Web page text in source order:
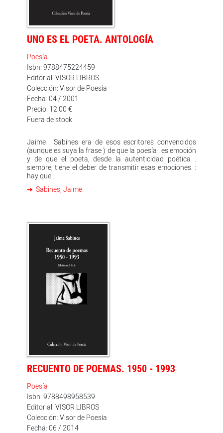
UNO ES EL POETA. ANTOLOGÍA
Poesía
Isbn: 9788475224459
Editorial: VISOR LIBROS
Colección: Visor de Poesía
Fecha: 04 / 2001
Precio: 12.00 €
Fuera de stock
Jaime . Sabines era de esos escritores convencidos
(aunque es suya la frase ) de que la poesía . es emoción
y de que el poeta, desde la autenticidad poética .
siempre, tiene el deber de transmitir esas emociones. :
hay que .
Sabines, Jaime
RECUENTO DE POEMAS. 1950 - 1993
Poesía
Isbn: 9788498958539
Editorial: VISOR LIBROS
Colección: Visor de Poesía
Fecha: 06 / 2014